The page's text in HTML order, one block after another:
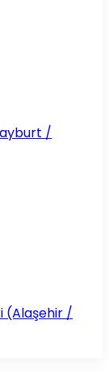
/
(Alaşehir /